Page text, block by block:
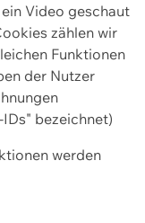
Video geschaut
zählen wir
Funktionen
der Nutzer
bezeichnet)
werden